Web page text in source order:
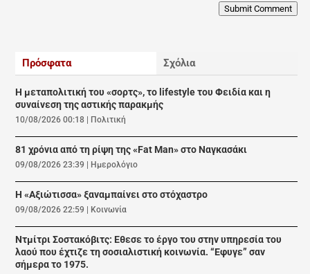
Submit Comment
Πρόσφατα Σχόλια
Η μεταπολιτική του «σορτς», το lifestyle του Φειδία και η
συναίνεση της αστικής παρακμής
10/08/2026 00:18 Πολιτική
81 χρόνια από τη ρίψη της «Fat Man» στο Ναγκασάκι
09/08/2026 23:39 Ημερολόγιο
Η «Αξιώτισσα» ξαναμπαίνει στο στόχαστρο
09/08/2026 22:59 Κοινωνία
Ντμίτρι Σοστακόβιτς: Εθεσε το έργο του στην υπηρεσία του
λαού που έχτιζε τη σοσιαλιστική κοινωνία. “Εφυγε” σαν
σήμερα το 1975.